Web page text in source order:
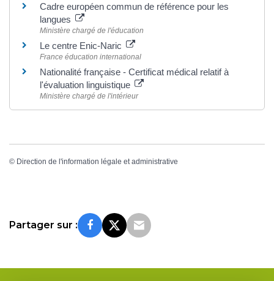
Cadre européen commun de référence pour les
langues
Ministère chargé de l'éducation
Le centre Enic-Naric
France éducation international
Nationalité française - Certificat médical relatif à
l'évaluation linguistique
Ministère chargé de l'intérieur
© Direction de l'information légale et administrative
Partager sur :